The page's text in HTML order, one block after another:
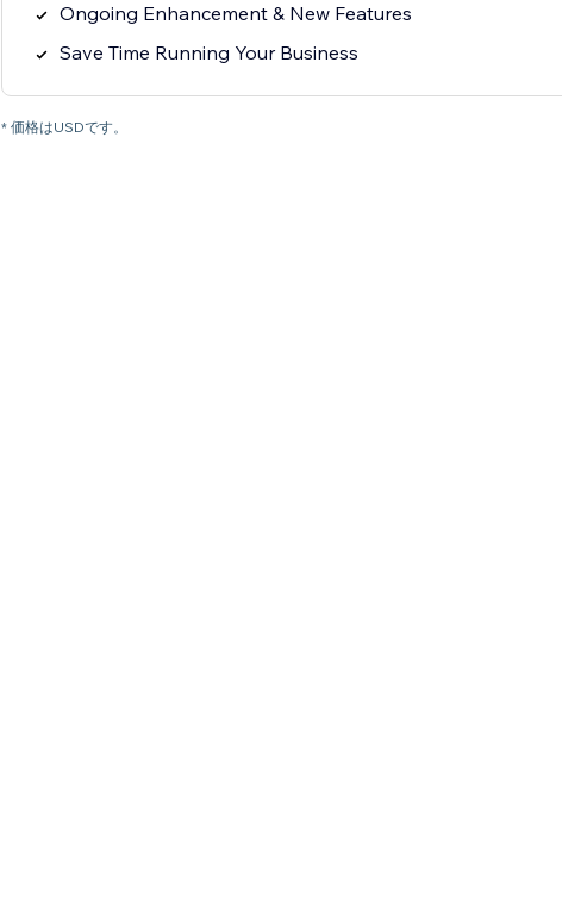
Ongoing Enhancement & New Features
Save Time Running Your Business
* 価格はUSDです。